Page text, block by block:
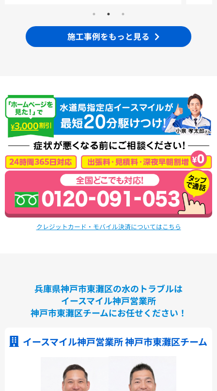
施工事例をもっと見る
クレジットカード・モバイル決済についてはこちら
兵庫県神戸市東灘区の水のトラブルは
イースマイル神戸営業所
神戸市東灘区チームにお任せください！
イースマイル神戸営業所 神戸市東灘区チーム